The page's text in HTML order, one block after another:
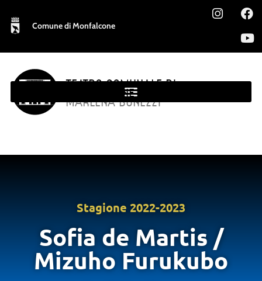
Comune di Monfalcone
TEATRO COMUNALE DI
MONFALCONE
MARLENA BONEZZI
Stagione 2022-2023
Sofia de Martis /
Mizuho Furukubo